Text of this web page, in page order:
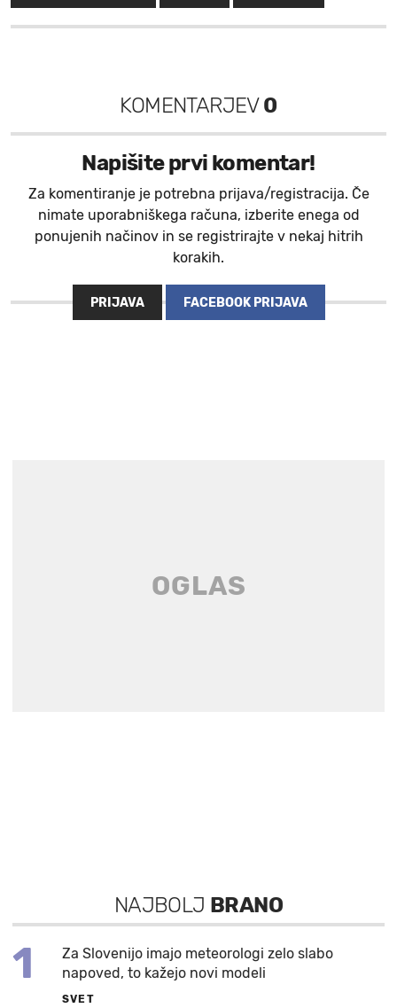
KOMENTARJEV0
Napišite prvi komentar!
Za komentiranje je potrebna prijava/registracija. Če
nimate uporabniškega računa, izberite enega od
ponujenih načinov in se registrirajte v nekaj hitrih
korakih.
PRIJAVA FACEBOOK PRIJAVA
NAJBOLJ BRANO
1
Za Slovenijo imajo meteorologi zelo slabo
napoved, to kažejo novi modeli
SVET